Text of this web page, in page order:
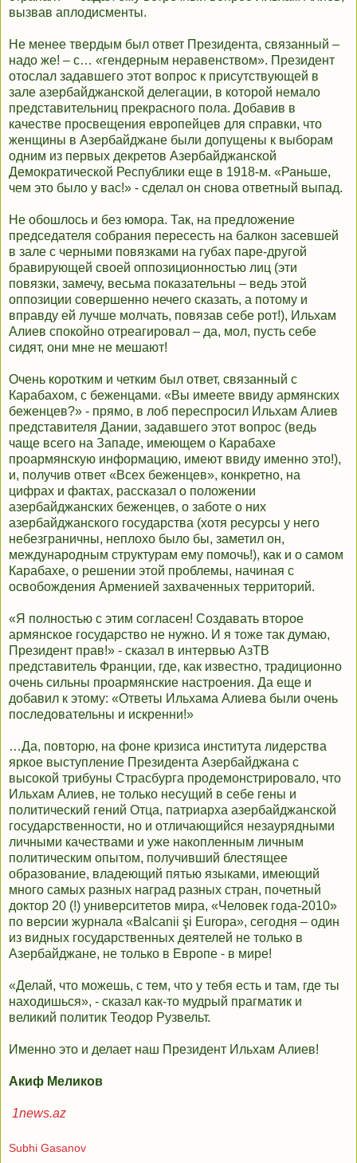
вызвав аплодисменты.
Не менее твердым был ответ Президента, связанный –
надо же! – с… «гендерным неравенством». Президент
отослал задавшего этот вопрос к присутствующей в
зале азербайджанской делегации, в которой немало
представительниц прекрасного пола. Добавив в
качестве просвещения европейцев для справки, что
женщины в Азербайджане были допущены к выборам
одним из первых декретов Азербайджанской
Демократической Республики еще в 1918-м. «Раньше,
чем это было у вас!» - сделал он снова ответный выпад.
Не обошлось и без юмора. Так, на предложение
председателя собрания пересесть на балкон засевшей
в зале с черными повязками на губах паре-другой
бравирующей своей оппозиционностью лиц (эти
повязки, замечу, весьма показательны – ведь этой
оппозиции совершенно нечего сказать, а потому и
вправду ей лучше молчать, повязав себе рот!), Ильхам
Алиев спокойно отреагировал – да, мол, пусть себе
сидят, они мне не мешают!
Очень коротким и четким был ответ, связанный с
Карабахом, с беженцами. «Вы имеете ввиду армянских
беженцев?» - прямо, в лоб переспросил Ильхам Алиев
представителя Дании, задавшего этот вопрос (ведь
чаще всего на Западе, имеющем о Карабахе
проармянскую информацию, имеют ввиду именно это!),
и, получив ответ «Всех беженцев», конкретно, на
цифрах и фактах, рассказал о положении
азербайджанских беженцев, о заботе о них
азербайджанского государства (хотя ресурсы у него
небезграничны, неплохо было бы, заметил он,
международным структурам ему помочь!), как и о самом
Карабахе, о решении этой проблемы, начиная с
освобождения Арменией захваченных территорий.
«Я полностью с этим согласен! Создавать второе
армянское государство не нужно. И я тоже так думаю,
Президент прав!» - сказал в интервью АзТВ
представитель Франции, где, как известно, традиционно
очень сильны проармянские настроения. Да еще и
добавил к этому: «Ответы Ильхама Алиева были очень
последовательны и искренни!»
…Да, повторю, на фоне кризиса института лидерства
яркое выступление Президента Азербайджана с
высокой трибуны Страсбурга продемонстрировало, что
Ильхам Алиев, не только несущий в себе гены и
политический гений Отца, патриарха азербайджанской
государственности, но и отличающийся незаурядными
личными качествами и уже накопленным личным
политическим опытом, получивший блестящее
образование, владеющий пятью языками, имеющий
много самых разных наград разных стран, почетный
доктор 20 (!) университетов мира, «Человек года-2010»
по версии журнала «Balcanii şi Europa», сегодня – один
из видных государственных деятелей не только в
Азербайджане, не только в Европе - в мире!
«Делай, что можешь, с тем, что у тебя есть и там, где ты
находишься», - сказал как-то мудрый прагматик и
великий политик Теодор Рузвельт.
Именно это и делает наш Президент Ильхам Алиев!
Акиф Меликов
1news.az
Subhi Gasanov